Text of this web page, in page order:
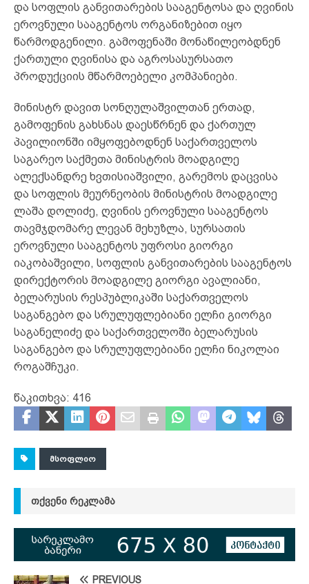
და სოფლის განვითარების სააგენტოსა და ღვინის
ეროვნული სააგენტოს ორგანიზებით იყო
წარმოდგენილი. გამოფენაში მონაწილეობდნენ
ქართული ღვინისა და აგროსასურსათო
პროდუქციის მწარმოებელი კომპანიები.
მინისტრ დავით სონღულაშვილთან ერთად,
გამოფენის გახსნას დაესწრნენ და ქართულ
პავილიონში იმყოფებოდნენ საქართველოს
საგარეო საქმეთა მინისტრის მოადგილე
ალექსანდრე ხვთისიაშვილი, გარემოს დაცვისა
და სოფლის მეურნეობის მინისტრის მოადგილე
ლაშა დოლიძე, ღვინის ეროვნული სააგენტოს
თავმჯდომარე ლევან მეხუზლა, სურსათის
ეროვნული სააგენტოს უფროსი გიორგი
იაკობაშვილი, სოფლის განვითარების სააგენტოს
დირექტორის მოადგილე გიორგი ავალიანი,
ბელარუსის რესპუბლიკაში საქართველოს
საგანგებო და სრულუფლებიანი ელჩი გიორგი
საგანელიძე და საქართველოში ბელარუსის
საგანგებო და სრულუფლებიანი ელჩი ნიკოლაი
როგაშჩუკი.
წაკითხვა: 416
ᲛᲡᲝᲤᲚᲘᲝ
ᲗᲥᲕᲔᲜᲘ ᲠᲔᲙᲚᲐᲛᲐ
PREVIOUS